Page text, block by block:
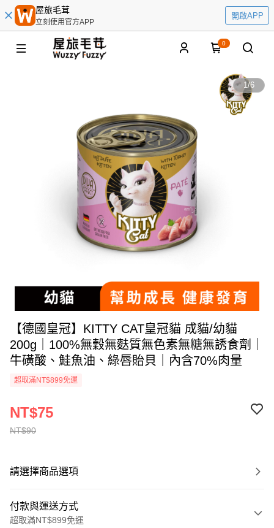
屋旅毛茸
立刻使用官方APP
開啟APP
0
1/6
【德國皇冠】KITTY CAT皇冠貓 成貓/幼貓
200g｜100%無穀無麩質無色素無糖無誘食劑｜
牛磺酸、鮭魚油、綠唇貽貝｜內含70%肉量
超取滿NT$899免運
NT$90
NT$75
請選擇商品選項
付款與運送方式
超取滿NT$899免運